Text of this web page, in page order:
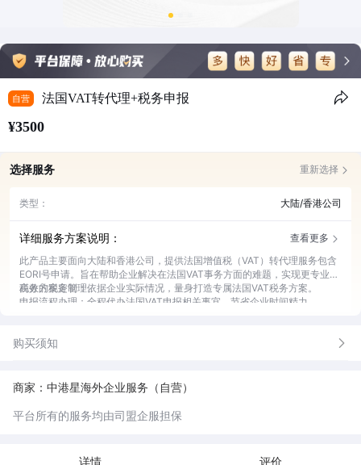
自营 法国VAT转代理+税务申报
¥3500
选择服务 重新选择
类型： 大陆/香港公司
详细服务方案说明：
查看更多
此产品主要面向大陆和香港公司，提供法国增值税（VAT）转代理服务包含
EORI号申请。旨在帮助企业解决在法国VAT事务方面的难题，实现更专业、
高效的税务管理。
税务方案定制：依据企业实际情况，量身打造专属法国VAT税务方案。
申报流程办理：全程代办法国VAT申报相关事宜，节省企业时间精力。
购买须知
商家：中港星海外企业服务（自营）
平台所有的服务均由司盟企服担保
详情 评价